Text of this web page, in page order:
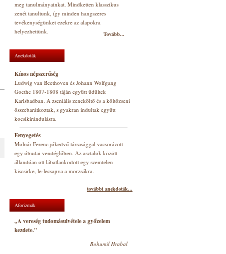
meg tanulmányainkat. Mindketten klasszikus
zenét tanultunk, így minden hangszeres
tevékenységünket ezekre az alapokra
helyezhettünk.
Tovább...
Anekdoták
Kínos népszerűség
Ludwig van Beethoven és Johann Wolfgang
Goethe 1807-1808 táján együtt üdültek
Karlsbadban. A zseniális zeneköltő és a költőzseni
összebarátkoztak, s gyakran indultak együtt
kocsikirándulásra.
Fenyegetés
Molnár Ferenc jókedvű társasággal vacsorázott
egy óbudai vendéglőben. Az asztalok között
állandóan ott lábatlankodott egy szemtelen
kiscsirke, le-lecsapva a morzsákra.
további anekdoták...
Aforizmák
„A vereség tudomásulvétele a győzelem
kezdete."
Bohumil Hrabal